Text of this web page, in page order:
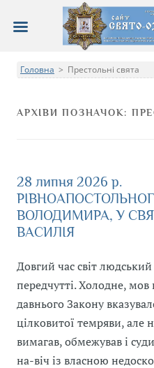
Сайт Свято-
Про храм, новини, події, недільна
Головна > Престольні свята
АРХІВИ ПОЗНАЧОК:
28 липня 2026 р.
ВОЛОДИМИРА, У
ВАСИЛІЯ
Довгий час світ
передчутті. Холодне, мов
давнього Закону
цілковитої темряви, але
вимагав, обмежував і
на-віч із власною